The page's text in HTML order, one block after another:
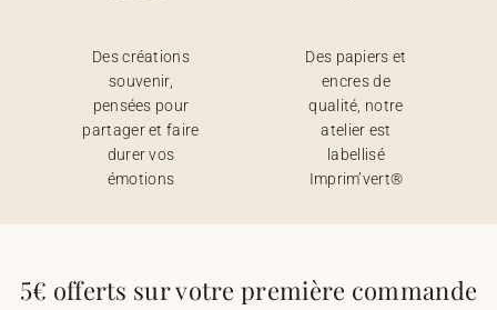
Des créations
souvenir,
pensées pour
partager et faire
durer vos
émotions
Des papiers et
encres de
qualité, notre
atelier est
labellisé
Imprim’vert®
5€ offerts sur votre première commande